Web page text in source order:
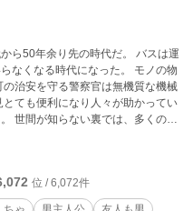
ら50年余り先の時代だ。 バスは運
なくなる時代になった。 モノの物
治安を守る警察官は無機質な機械
ても便利になり人々が助かってい
世間が知らない裏では、多くの闇
らないだろう。 この物語は、表の
躍する、 愉快である探偵たちのコ
位 / 6,072件